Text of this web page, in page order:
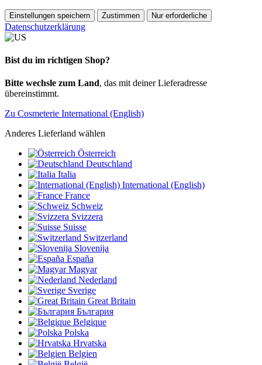
Einstellungen speichern Zustimmen Nur erforderliche
Datenschutzerklärung
Bist du im richtigen Shop?
Bitte wechsle zum Land, das mit deiner Lieferadresse
übereinstimmt.
Zu Cosmeterie International (English)
Anderes Lieferland wählen
Österreich
Deutschland
Italia
International (English)
France
Schweiz
Svizzera
Suisse
Switzerland
Slovenija
España
Magyar
Nederland
Sverige
Great Britain
България
Belgique
Polska
Hrvatska
Belgien